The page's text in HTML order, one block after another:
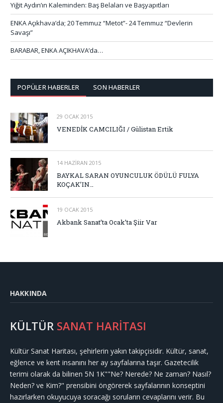
Yiğit Aydın’ın Kaleminden: Baş Belaları ve Başyapıtları
ENKA Açıkhava’da; 20 Temmuz “Metot”- 24 Temmuz “Devlerin
Savaşı”
BARABAR, ENKA AÇIKHAVA’da…
POPÜLER HABERLER SON HABERLER
29 OCAK 2015
VENEDİK CAMCILIĞI / Gülistan Ertik
14 HAZIRAN 2015
BAYKAL SARAN OYUNCULUK ÖDÜLÜ FULYA
KOÇAK’IN…
19 OCAK 2015
Akbank Sanat’ta Ocak’ta Şiir Var
HAKKINDA
KÜLTÜR SANAT HARİTASI
Kültür Sanat Haritası, şehirlerin yakın takipçisidir. Kültür, sanat,
eğlence ve kent insanını her ay sayfalarına taşır. Gazetecilik
terimi olarak da bilinen 5N 1K""Ne? Nerede? Ne zaman? Nasıl?
Neden? ve Kim?" prensibini öngörerek sayfalarının konseptini
hazırlarken okuyucuya soracağı soruların cevaplarını verir. Bu